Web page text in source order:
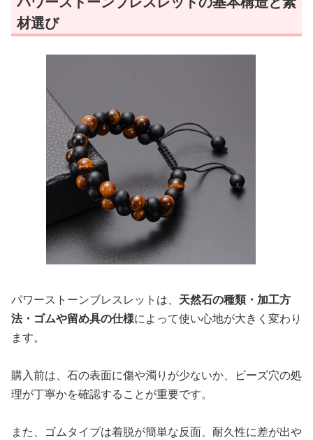
材選び
パワーストーンブレスレットは、 天然石の種類・加工方
法・ゴムや留め具の仕様によって使い心地が大きく変わり
ます。
購入前は、石の表面に傷や濁りが少ないか、ビーズ穴の処
理が丁寧かを確認することが重要です。
また、ゴムタイプは着脱が簡単な反面、耐久性に差が出や